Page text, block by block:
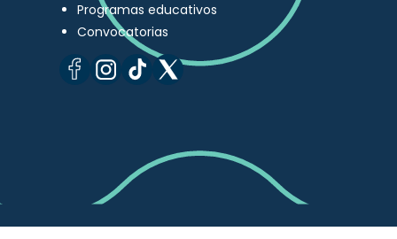
Programas educativos
Convocatorias